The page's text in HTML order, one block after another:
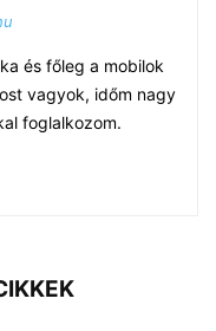
és főleg a mobilok
vagyok, időm nagy
foglalkozom.